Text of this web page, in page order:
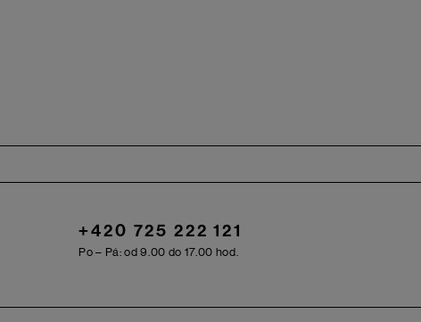
+420 725 222 121
Po – Pá: od 9.00 do 17.00 hod.